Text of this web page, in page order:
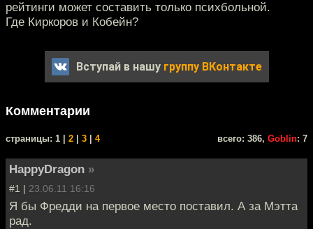
рейтинги может составить только психбольной.
Где Киркоров и Кобейн?
Вступай в нашу группу ВКонтакте
Комментарии
cтраницы: 1 | 2 3 4 всего: 386, Goblin: 7
HappyDragon »
#1 | 23.06.11 16:16
Я бы Фредди на первое место поставил. А за Мэтта
рад.